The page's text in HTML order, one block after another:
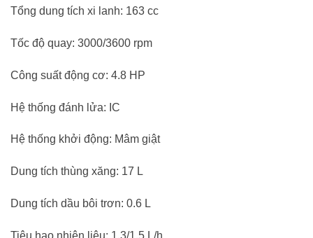
Tổng dung tích xi lanh: 163 cc
Tốc độ quay: 3000/3600 rpm
Công suất động cơ: 4.8 HP
Hệ thống đánh lửa: IC
Hệ thống khởi động: Mâm giật
Dung tích thùng xăng: 17 L
Dung tích dầu bôi trơn: 0.6 L
Tiêu hao nhiên liệu: 1.3/1.5 L/h